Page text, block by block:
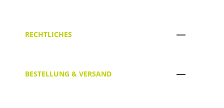
RECHTLICHES
BESTELLUNG & VERSAND